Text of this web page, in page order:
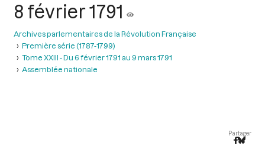
8 février 1791
Archives parlementaires de la Révolution Française
Première série (1787-1799)
Tome XXIII - Du 6 février 1791 au 9 mars 1791
Assemblée nationale
Partager